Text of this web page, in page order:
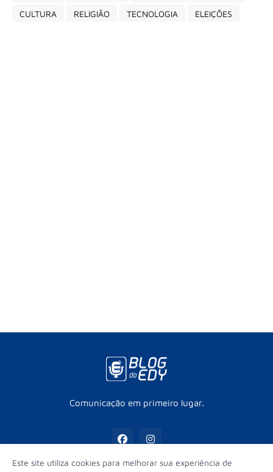
CULTURA
RELIGIÃO TECNOLOGIA ELEIÇÕES
Comunicação em primeiro lugar.
Este site utiliza cookies para melhorar sua experiência de